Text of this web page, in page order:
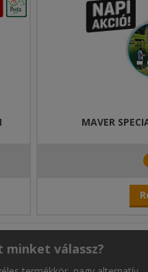
MAVER
minket válassz?